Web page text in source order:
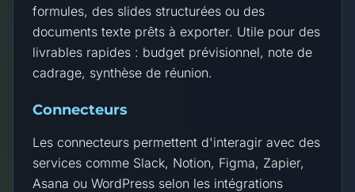
formules, des slides structurées ou des
documents texte prêts à exporter. Utile pour des
livrables rapides : budget prévisionnel, note de
cadrage, synthèse de réunion.
Connecteurs
Les connecteurs permettent d'interagir avec des
services comme Slack, Notion, Figma, Zapier,
Asana ou WordPress selon les intégrations